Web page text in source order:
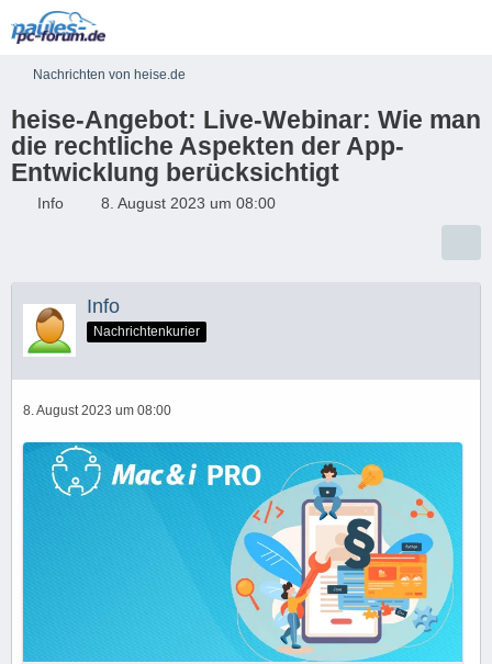
Nachrichten von heise.de
heise-Angebot: Live-Webinar: Wie man
die rechtliche Aspekten der App-
Entwicklung berücksichtigt
Info 8. August 2023 um 08:00
Info
Nachrichtenkurier
8. August 2023 um 08:00